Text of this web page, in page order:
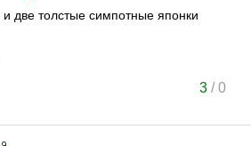
две толстые симпотные японки
3/0